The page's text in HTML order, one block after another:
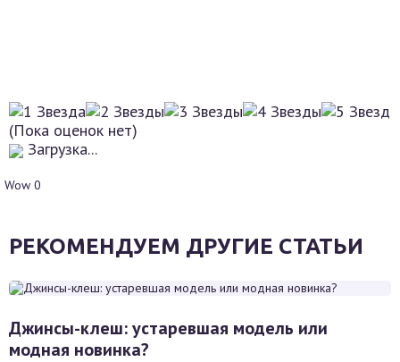
(Пока оценок нет)
Загрузка...
Wow 0
РЕКОМЕНДУЕМ ДРУГИЕ СТАТЬИ
Джинсы-клеш: устаревшая модель или
модная новинка?